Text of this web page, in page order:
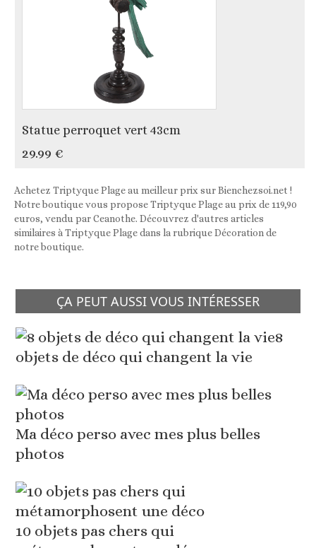
Statue perroquet vert 43cm
29.99 €
Achetez Triptyque Plage au meilleur prix sur Bienchezsoi.net !
Notre boutique vous propose Triptyque Plage au prix de 119,90
euros, vendu par Ceanothe. Découvrez d'autres articles
similaires à Triptyque Plage dans la rubrique Décoration de
notre boutique.
ÇA PEUT AUSSI VOUS INTÉRESSER
8
objets de déco qui changent la vie
Ma déco perso avec mes plus belles
photos
10 objets pas chers qui